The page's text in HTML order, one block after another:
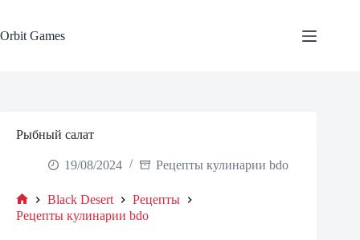
content
Orbit Games
Рыбный салат
19/08/2024 Рецепты кулинарии bdo
Home
Black Desert
Рецепты
Рецепты кулинарии bdo